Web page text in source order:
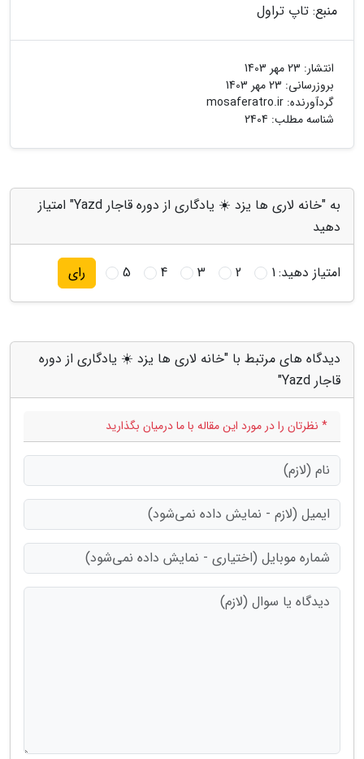
منبع: تاپ تراول
انتشار: 23 مهر 1403
بروزرسانی: 23 مهر 1403
گردآورنده: mosaferatro.ir
شناسه مطلب: 2404
به "خانه لاری ها یزد ☀️ یادگاری از دوره قاجار Yazd" امتیاز
دهید
امتیاز دهید:1
2
3
4
5 رای
دیدگاه های مرتبط با "خانه لاری ها یزد ☀️ یادگاری از دوره
قاجار Yazd"
* نظرتان را در مورد این مقاله با ما درمیان بگذارید